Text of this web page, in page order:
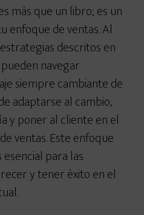
más que un libro; es un
enfoque de ventas. Al
descritos en
navegar
siempre cambiante de
adaptarse al cambio,
y poner al cliente en el
ventas. Este enfoque
para las
y tener éxito en el